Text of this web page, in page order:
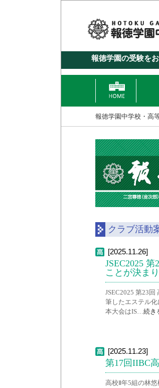
報徳学園の受験を
報徳学園中学校・高
クラブ活動
[2025.11.26]
JSEC2025
ことが決ま
JSEC2025 第23
筆したエステル
本大会はIS…続き
[2025.11.23]
第17回IIBC
高校Ⅱ年5組の林